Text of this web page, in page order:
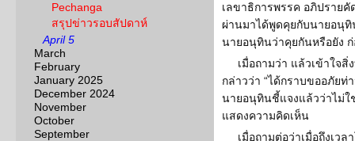
Pechanga
สรุปข่าวรอบสัปดาห์
April 5
March
February
January 2025
December 2024
November
October
September
เลขาธิการพรรค อภิปราย
ผ่านมาได้พูดคุยกับนายอนุทิ
นายอนุทินว่าคุยกันหรือยัง
เมื่อถามว่า แล้วเข้าใจ
กล่าวว่า “ได้กราบขออภัย
นายอนุทินชี้แจงแล้วว่าไม่
แสดงความคิดเห็น
เมื่อถามต่อว่าเมื่อถึงเว